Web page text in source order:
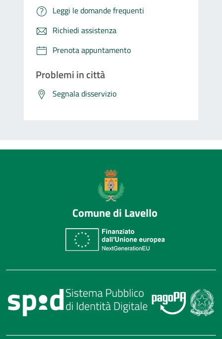
Leggi le domande frequenti
Richiedi assistenza
Prenota appuntamento
Problemi in città
Segnala disservizio
Comune di Lavello